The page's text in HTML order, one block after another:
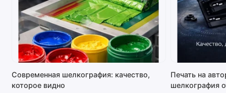
Современная шелкография: качество,
которое видно
Печать на
шелкография